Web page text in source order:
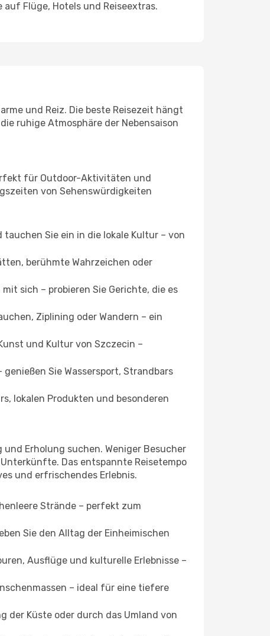
Flüge, Hotels und Reiseextras.
und Reiz. Die beste Reisezeit hängt
ruhige Atmosphäre der Nebensaison
für Outdoor-Aktivitäten und
von Sehenswürdigkeiten
Sie ein in die lokale Kultur – von
berühmte Wahrzeichen oder
sich – probieren Sie Gerichte, die es
Ziplining oder Wandern – ein
und Kultur von Szczecin –
Sie Wassersport, Strandbars
lokalen Produkten und besonderen
Erholung suchen. Weniger Besucher
Das entspannte Reisetempo
und erfrischendes Erlebnis.
Strände – perfekt zum
Sie den Alltag der Einheimischen
Ausflüge und kulturelle Erlebnisse –
– ideal für eine tiefere
der Küste oder durch das Umland von